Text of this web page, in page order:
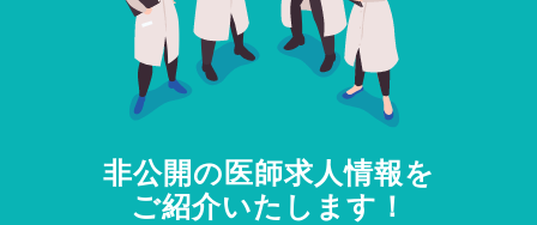
非公開の医師求人情報を
ご紹介いたします！